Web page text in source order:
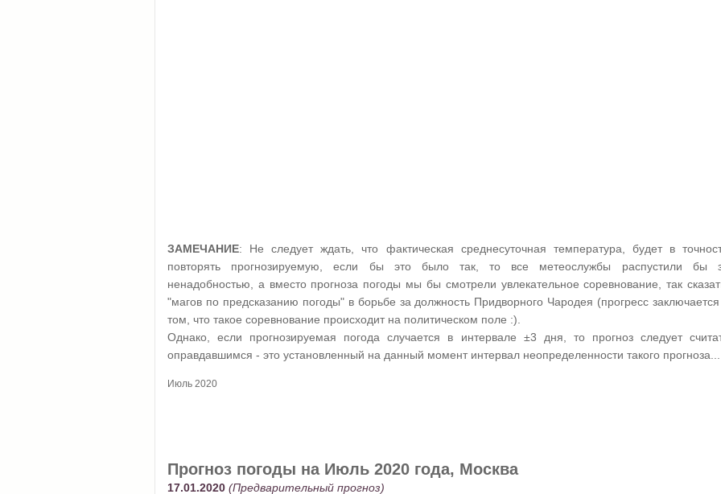
ЗАМЕЧАНИЕ: Не следует ждать, что фактическая среднесуточная температура, будет в
повторять прогнозируемую, если бы это было так, то все метеослужбы распустили бы
ненадобностью, а вместо прогноза погоды мы бы смотрели увлекательное соревнование, так
"магов по предсказанию погоды" в борьбе за должность Придворного Чародея (прогресс
том, что такое соревнование происходит на политическом поле :).
Однако, если прогнозируемая погода случается в интервале ±3 дня, то прогноз следует
оправдавшимся - это установленный на данный момент интервал неопределенности такого прогноза...
Июль 2020
Прогноз погоды на Июль 2020 года, Москва
17.01.2020 (Предварительный прогноз)